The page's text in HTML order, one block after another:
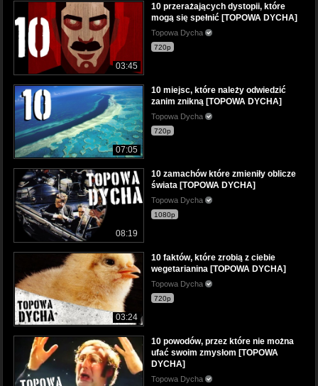
03:45
10 przerażających dystopii, które
mogą się spełnić [TOPOWA DYCHA]
Topowa Dycha
720p
07:05
10 miejsc, które należy odwiedzić
zanim znikną [TOPOWA DYCHA]
Topowa Dycha
720p
08:19
10 zamachów które zmieniły oblicze
świata [TOPOWA DYCHA]
Topowa Dycha
1080p
03:24
10 faktów, które zrobią z ciebie
wegetarianina [TOPOWA DYCHA]
Topowa Dycha
720p
10 powodów, przez które nie można
ufać swoim zmysłom [TOPOWA
DYCHA]
Topowa Dycha